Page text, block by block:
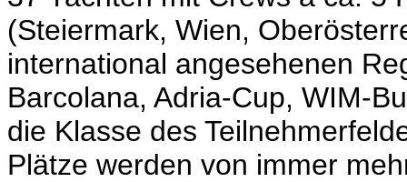
(Steiermark, Wien,
international angesehenen
Barcolana, Adria-Cup, WIM-
die Klasse des
Plätze werden von immer